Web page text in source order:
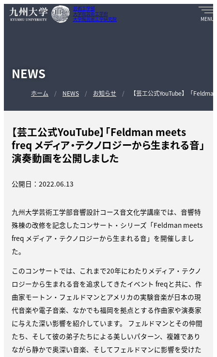
芸術工学部
大学院芸術工学府
大学院芸術工学研究院
NEWS
ホーム NEWS お知らせ 【芸工公式YouTube】「
【芸工公式YouTube】「Feldman meets
freq メディア・テクノロジーから生まれる音」
演奏動画を公開しました
公開日：2022.06.13
九州大学芸術工学部音響設計コース音文化学講座では、音響特
殊棟の改修を記念したコンサート・シリーズ「Feldman meets
freq メディア・テクノロジーから生まれる音」を開催しまし
た。
このコンサートでは、これまで20年にわたりメディア・テクノ
ロジーから生まれる音を追求してきたイベント freqと共に、作
曲家モートン・フェルドマンとアメリカの実験音楽が日本の現
代音楽や電子音楽、なかでも福岡を拠点とする作曲家や演奏家
に与えた深い影響を紹介しています。 フェルドマンとその仲間
たち、そして彼の弟子たちによる美しいパターン、複雑であり
ながら静かで奥深い音楽、そしてフェルドマンに影響を受けた